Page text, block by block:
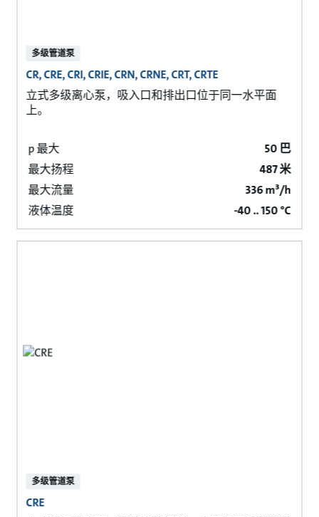
多级管道泵
CR, CRE, CRI, CRIE, CRN, CRNE, CRT, CRTE
立式多级离心泵，吸入口和排出口位于同一水平面
上。
p 最大
50 巴
最大扬程
487 米
最大流量
336 m³/h
液体温度
-40 .. 150 °C
多级管道泵
CRE